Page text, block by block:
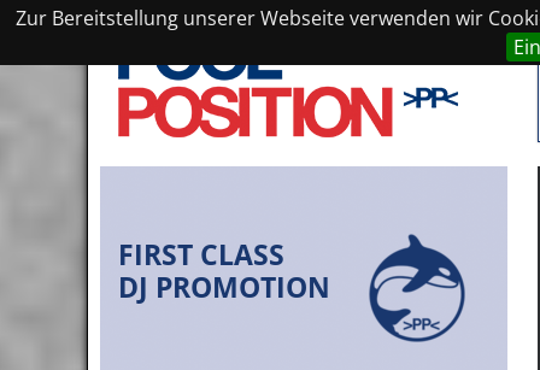
Zur Bereitstellung unserer Webseite verwenden wir
FIRST CLASS
DJ PROMOTION